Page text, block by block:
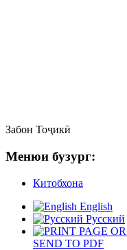
Забон Тоҷикӣ
Менюи бузург:
Китобхона
English
Русский
SEND TO PDF